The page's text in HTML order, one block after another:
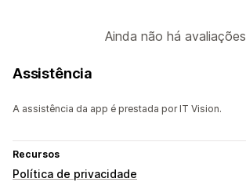
Ainda não há avaliações
Assistência
A assistência da app é prestada por IT Vision.
Recursos
Política de privacidade